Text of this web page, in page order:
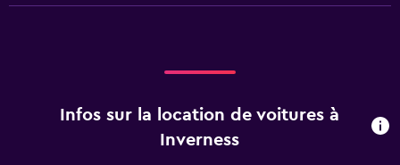
Infos sur la location de voitures à
Inverness